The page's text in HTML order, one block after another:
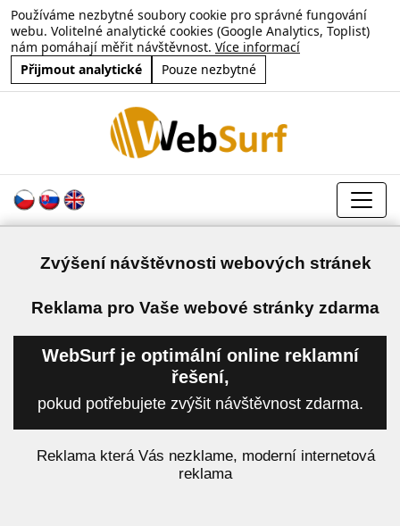
Používáme nezbytné soubory cookie pro správné fungování
webu. Volitelné analytické cookies (Google Analytics, Toplist)
nám pomáhají měřit návštěvnost. Více informací
Přijmout analytické
Pouze nezbytné
Zvýšení návštěvnosti webových stránek
Reklama pro Vaše webové stránky zdarma
WebSurf je optimální online reklamní
řešení,
pokud potřebujete zvýšit návštěvnost zdarma.
Reklama která Vás nezklame, moderní internetová
reklama